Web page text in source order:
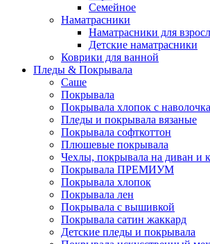
Семейное
Наматрасники
Наматрасники для
Детские наматрасники
Коврики для ванной
Пледы & Покрывала
Саше
Покрывала
Покрывала хлопок с
Пледы и покрывала вязаные
Покрывала софткоттон
Плюшевые покрывала
Чехлы, покрывала на диван и
Покрывала ПРЕМИУМ
Покрывала хлопок
Покрывала лен
Покрывала с вышивкой
Покрывала сатин жаккард
Детские пледы и покрывала